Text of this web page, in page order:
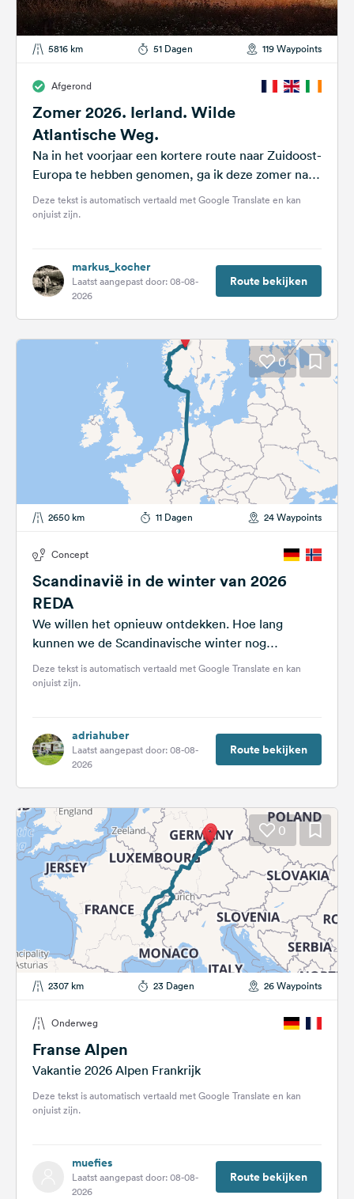
5816 km 51 Dagen 119 Waypoints
Afgerond
Zomer 2026. Ierland. Wilde
Atlantische Weg.
Na in het voorjaar een kortere route naar Zuidoost-
Europa te hebben genomen, ga ik deze zomer naar
Ierland. Ik heb...
Deze tekst is automatisch vertaald met Google Translate en kan
onjuist zijn.
markus_kocher
Laatst aangepast door: 08-08-
2026
Route bekijken
0
2650 km 11 Dagen 24 Waypoints
Concept
Scandinavië in de winter van 2026
REDA
We willen het opnieuw ontdekken. Hoe lang
kunnen we de Scandinavische winter nog
doorstaan? Zullen we het noorderlicht weer zien?
En...
Deze tekst is automatisch vertaald met Google Translate en kan
onjuist zijn.
adriahuber
Laatst aangepast door: 08-08-
2026
Route bekijken
0
2307 km 23 Dagen 26 Waypoints
Onderweg
Franse Alpen
Vakantie 2026 Alpen Frankrijk
Deze tekst is automatisch vertaald met Google Translate en kan
onjuist zijn.
muefies
Laatst aangepast door: 08-08-
2026
Route bekijken